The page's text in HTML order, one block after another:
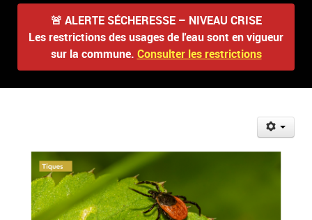
🚨 ALERTE SÉCHERESSE – NIVEAU CRISE
Les restrictions des usages de l'eau sont en vigueur
sur la commune. Consulter les restrictions